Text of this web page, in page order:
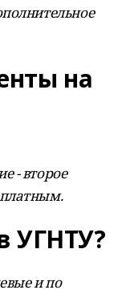
на
- второе
платным.
УГНТУ?
и по